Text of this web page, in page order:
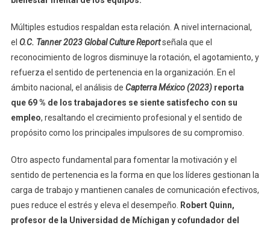
Múltiples estudios respaldan esta relación. A nivel internacional,
el O.C. Tanner 2023 Global Culture Reportseñala que el
reconocimiento de logros disminuye la rotación, el agotamiento, y
refuerza el sentido de pertenencia en la organización. En el
ámbito nacional, el análisis de Capterra México (2023)reporta
que 69 % de los trabajadores se siente satisfecho con su
empleo, resaltando el crecimiento profesional y el sentido de
propósito como los principales impulsores de su compromiso.
Otro aspecto fundamental para fomentar la motivación y el
sentido de pertenencia es la forma en que los líderes gestionan la
carga de trabajo y mantienen canales de comunicación efectivos,
pues reduce el estrés y eleva el desempeño.
Robert Quinn,
profesor de la Universidad de Míchigan y cofundador del